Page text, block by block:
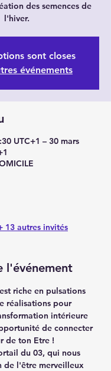
des semences de
l'hiver.
sont closes
événements
UTC+1 – 30 mars
13 autres invités
l'événement
riche en pulsations
réalisations pour
intérieure
de connecter
de ton Etre !
du 03, qui nous
de l'être merveilleux